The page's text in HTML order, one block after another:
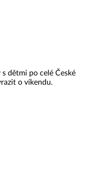
dětmi po celé České
o víkendu.